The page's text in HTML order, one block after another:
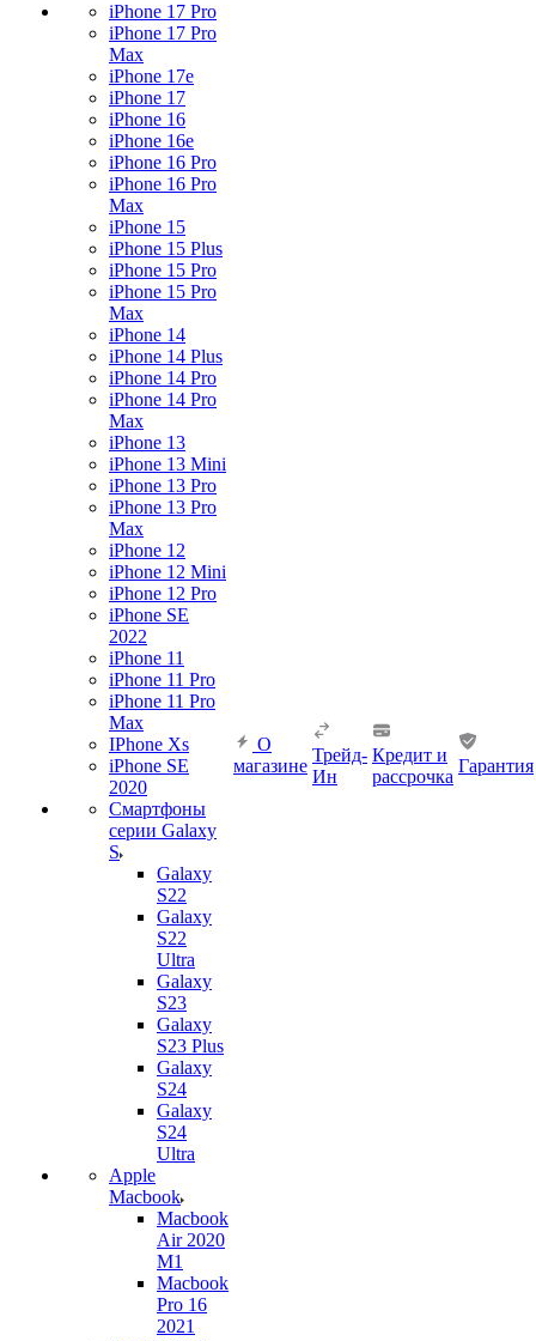
iPhone 17 Pro
iPhone 17 Pro
Max
iPhone 17e
iPhone 17
iPhone 16
iPhone 16e
iPhone 16 Pro
iPhone 16 Pro
Max
iPhone 15
iPhone 15 Plus
iPhone 15 Pro
iPhone 15 Pro
Max
iPhone 14
iPhone 14 Plus
iPhone 14 Pro
iPhone 14 Pro
Max
iPhone 13
iPhone 13 Mini
iPhone 13 Pro
iPhone 13 Pro
Max
iPhone 12
iPhone 12 Mini
iPhone 12 Pro
iPhone SE
2022
iPhone 11
iPhone 11 Pro
iPhone 11 Pro
Max
IPhone Xs
iPhone SE
2020
Смартфоны
серии Galaxy
S
Galaxy
S22
Galaxy
S22
Ultra
Galaxy
S23
Galaxy
S23 Plus
Galaxy
S24
Galaxy
S24
Ultra
Apple
Macbook
Macbook
Air 2020
M1
Macbook
Pro 16
2021
О
магазине
Трейд-
Ин
Кредит и
рассрочка
Гарантия